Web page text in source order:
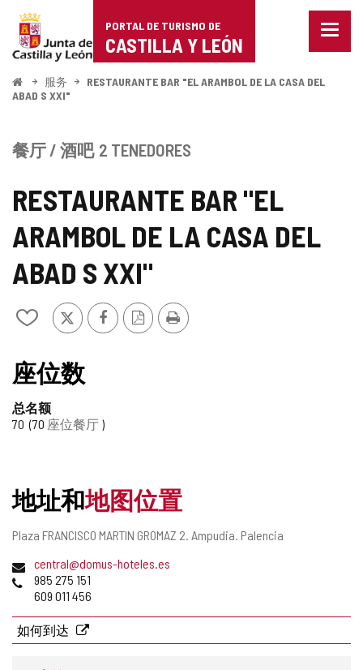
Portal
de
Turismo
de
Castilla
León
PORTAL DE TURISMO DE
CASTILLA Y LEÓN
菜
开
始
服务
RESTAURANTE BAR "EL ARAMBOL DE LA CASA DEL
ABAD S XXI"
RESTAURANTE BAR "EL
ARAMBOL DE LA CASA DEL
ABAD S XXI"
从
笔
记
中
添
推
特
FacebookPDF
版
打
印
餐厅 / 酒吧 2 TENEDORES
座位数
总名额
70 70 座位餐厅
地址和地图位置
邮
地
址
Plaza FRANCISCO MARTIN GROMAZ 2. Ampudia. Palencia
电
子
地
址
central@domus-hoteles.es
电
985 275 151
609 011 456
如何到达